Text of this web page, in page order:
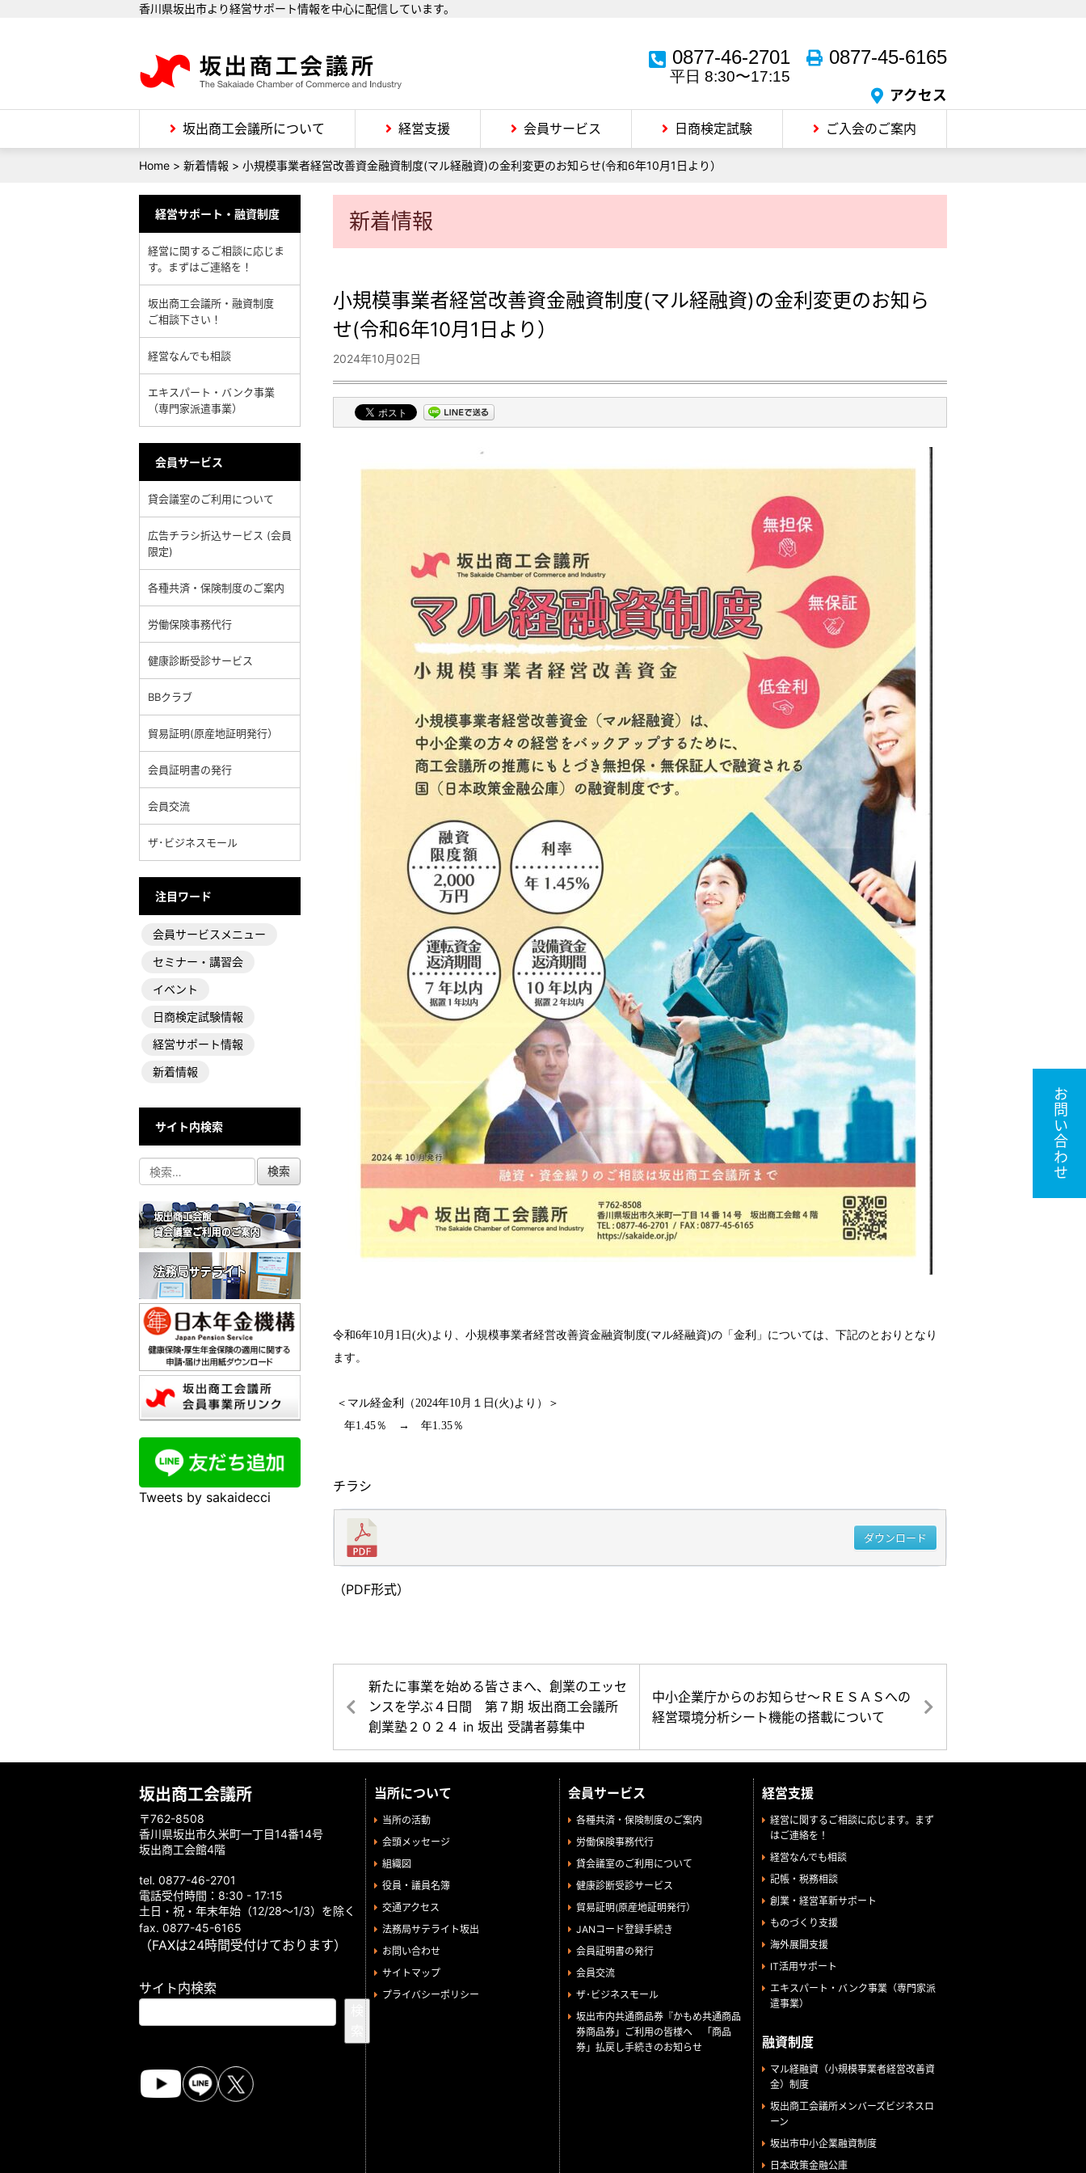
香川県坂出市より経営サポート情報を中心に配信しています。
0877-46-2701
平日 8:30〜17:15
0877-45-6165
アクセス
坂出商工会議所について 経営支援 会員サービス 日商検定試験 ご入会のご案内
Home > 新着情報 > 小規模事業者経営改善資金融資制度(マル経融資)の金利変更のお知らせ(令和6年10月1日より）
新着情報
小規模事業者経営改善資金融資制度(マル経融資)の金利変更のお知ら
せ(令和6年10月1日より）
2024年10月02日
令和6年10月 1 日 (火)より、小規模事業者経営改善資金融資制度(マル経融資)の「金利」については、下記のとおりとなり
ます。
＜マル経金利（2024年10月１日 (火)より）＞
年1.45％ → 年1.35％
チラシ
ダウンロード
（PDF形式）
新たに事業を始める皆さまへ、創業のエッセ
ンスを学ぶ４日間 第７期 坂出商工会議所
創業塾２０２４ in 坂出 受講者募集中
中小企業庁からのお知らせ～ＲＥＳＡＳへの
経営環境分析シート機能の搭載について
経営サポート・融資制度
経営に関するご相談に応じま
す。まずはご連絡を！
坂出商工会議所・融資制度
ご相談下さい！
経営なんでも相談
エキスパート・バンク事業
（専門家派遣事業）
会員サービス
貸会議室のご利用について
広告チラシ折込サービス (会員
限定)
各種共済・保険制度のご案内
労働保険事務代行
健康診断受診サービス
BBクラブ
貿易証明(原産地証明発行）
会員証明書の発行
会員交流
ザ･ビジネスモール
注目ワード
会員サービスメニュー
セミナー・講習会
イベント
日商検定試験情報
経営サポート情報
新着情報
サイト内検索
Tweets by sakaidecci
坂出商工会議所
〒762-8508
香川県坂出市久米町一丁目14番14号
坂出商工会館4階
tel. 0877-46-2701
電話受付時間：8:30 - 17:15
土日・祝・年末年始（12/28～1/3）を除く
fax. 0877-45-6165
（FAXは24時間受付けております）
サイト内検索
当所について
当所の活動
会頭メッセージ
組織図
役員・議員名簿
交通アクセス
法務局サテライト坂出
お問い合わせ
サイトマップ
プライバシーポリシー
会員サービス
各種共済・保険制度のご案内
労働保険事務代行
貸会議室のご利用について
健康診断受診サービス
貿易証明(原産地証明発行）
JANコード登録手続き
会員証明書の発行
会員交流
ザ･ビジネスモール
坂出市内共通商品券『かもめ共通商品
券商品券」ご利用の皆様へ 「商品
券」払戻し手続きのお知らせ
経営支援
経営に関するご相談に応じます。まず
はご連絡を！
経営なんでも相談
記帳・税務相談
創業・経営革新サポート
ものづくり支援
海外展開支援
IT活用サポート
エキスパート・バンク事業（専門家派
遣事業）
融資制度
マル経融資（小規模事業者経営改善資
金）制度
坂出商工会議所メンバーズビジネスロ
ーン
坂出市中小企業融資制度
日本政策金融公庫
お問い合わせ